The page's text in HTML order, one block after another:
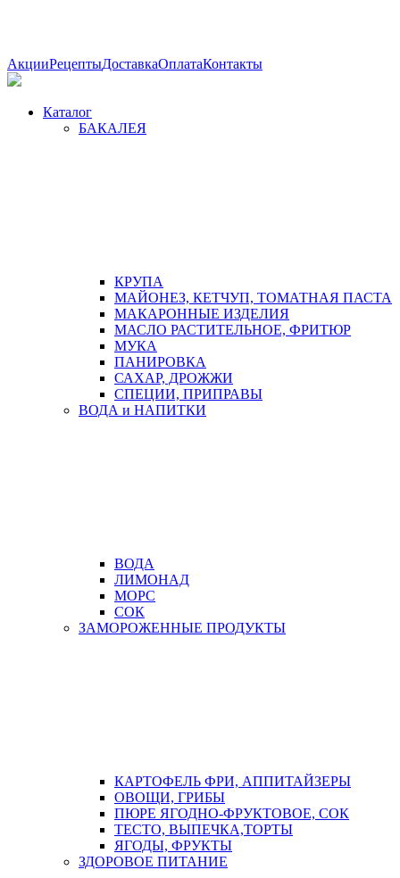
АкцииРецептыДоставкаОплатаКонтакты
Каталог
БАКАЛЕЯ
КРУПА
МАЙОНЕЗ, КЕТЧУП, ТОМАТНАЯ ПАСТА
МАКАРОННЫЕ ИЗДЕЛИЯ
МАСЛО РАСТИТЕЛЬНОЕ, ФРИТЮР
МУКА
ПАНИРОВКА
САХАР, ДРОЖЖИ
СПЕЦИИ, ПРИПРАВЫ
ВОДА и НАПИТКИ
ВОДА
ЛИМОНАД
МОРС
СОК
ЗАМОРОЖЕННЫЕ ПРОДУКТЫ
КАРТОФЕЛЬ ФРИ, АППИТАЙЗЕРЫ
ОВОЩИ, ГРИБЫ
ПЮРЕ ЯГОДНО-ФРУКТОВОЕ, СОК
ТЕСТО, ВЫПЕЧКА,ТОРТЫ
ЯГОДЫ, ФРУКТЫ
ЗДОРОВОЕ ПИТАНИЕ